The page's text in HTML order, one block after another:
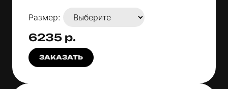
Размер:
6235 р.
ЗАКАЗАТЬ